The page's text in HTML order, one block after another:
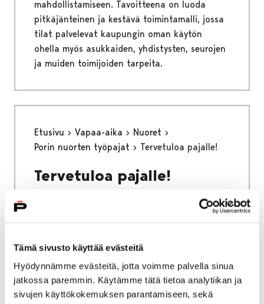
Tämä sivusto käyttää evästeitä
Hyödynnämme evästeitä, jotta voimme palvella sinua
jatkossa paremmin. Käytämme tätä tietoa analytiikan ja
sivujen käyttökokemuksen parantamiseen, sekä
mahdollistamiseen. Tavoitteena on luoda
pitkäjänteinen ja kestävä toimintamalli, jossa
tilat palvelevat kaupungin oman käytön
ohella myös asukkaiden, yhdistysten, seurojen
ja muiden toimijoiden tarpeita.
Etusivu Vapaa-aika
Nuoret
Porin nuorten työpajat
Tervetuloa pajalle!
Tervetuloa pajalle!
Liikenne ja veneily
Liikenneväylien kunnossapito